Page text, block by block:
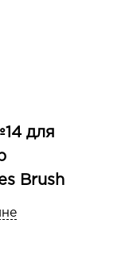
для
Brush